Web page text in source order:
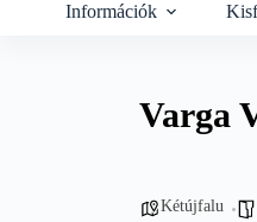
Információk
Varga
Kétújfalu